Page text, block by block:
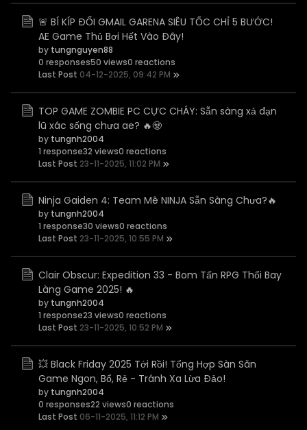
🚨 BÍ KÍP ĐỔI GMAIL GARENA SIÊU TỐC CHỈ 5 BƯỚC!
AE Game Thủ Bơi Hết Vào Đây!
by tungnguyen88
0 responses50 views0 reactions
Last Post 04-12-2025, 09:42 PM
TOP GAME ZOMBIE PC CỰC CHÁY: Sẵn sàng xả đạn
lũ xác sống chưa ae? 🔥🧟
by tungnh2004
1 response32 views0 reactions
Last Post 23-11-2025, 11:02 PM
Ninja Gaiden 4: Team Mê NINJA Sẵn Sàng Chưa?🔥
by tungnh2004
1 response30 views0 reactions
Last Post 23-11-2025, 10:55 PM
Clair Obscur: Expedition 33 - Bom Tấn RPG Thổi Bay
Làng Game 2025! 🔥
by tungnh2004
1 response23 views0 reactions
Last Post 23-11-2025, 10:52 PM
💥 Black Friday 2025 Tới Rồi! Tổng Hợp Sàn Săn
Game Ngon, Bổ, Rẻ - Tránh Xa Lừa Đảo!
by tungnh2004
0 responses22 views0 reactions
Last Post 06-11-2025, 11:12 PM